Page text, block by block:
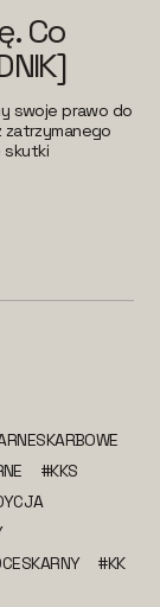
Co
swoje prawo do
zatrzymanego
skutki
#KKS
#KK